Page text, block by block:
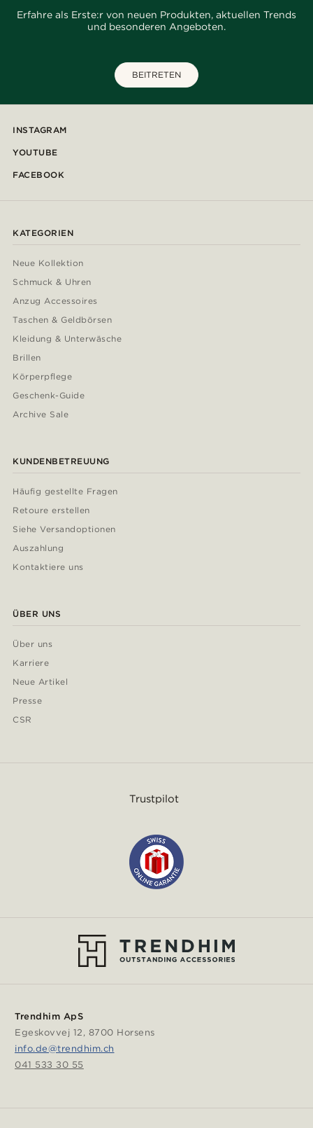
Erfahre als Erste:r von neuen Produkten, aktuellen Trends
und besonderen Angeboten.
BEITRETEN
INSTAGRAM
YOUTUBE
FACEBOOK
KATEGORIEN
Neue Kollektion
Schmuck & Uhren
Anzug Accessoires
Taschen & Geldbörsen
Kleidung & Unterwäsche
Brillen
Körperpflege
Geschenk-Guide
Archive Sale
KUNDENBETREUUNG
Häufig gestellte Fragen
Retoure erstellen
Siehe Versandoptionen
Auszahlung
Kontaktiere uns
ÜBER UNS
Über uns
Karriere
Neue Artikel
Presse
CSR
Trustpilot
Trendhim ApS
Egeskovvej 12, 8700 Horsens
info.de@trendhim.ch
041 533 30 55